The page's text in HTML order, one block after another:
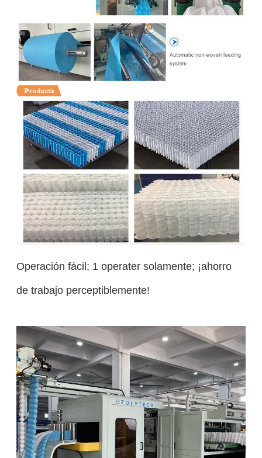
Operación fácil; 1 operater solamente; ¡ahorro
de trabajo perceptiblemente!